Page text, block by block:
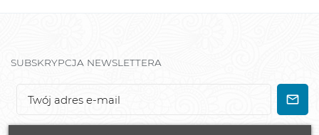
SUBSKRYPCJA NEWSLETTERA